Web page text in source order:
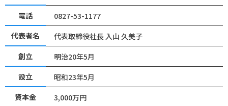
電話
0827-53-1177
代表者名
代表取締役社長 入山 久美子
創立
明治20年5月
設立
昭和23年5月
資本金
3,000万円